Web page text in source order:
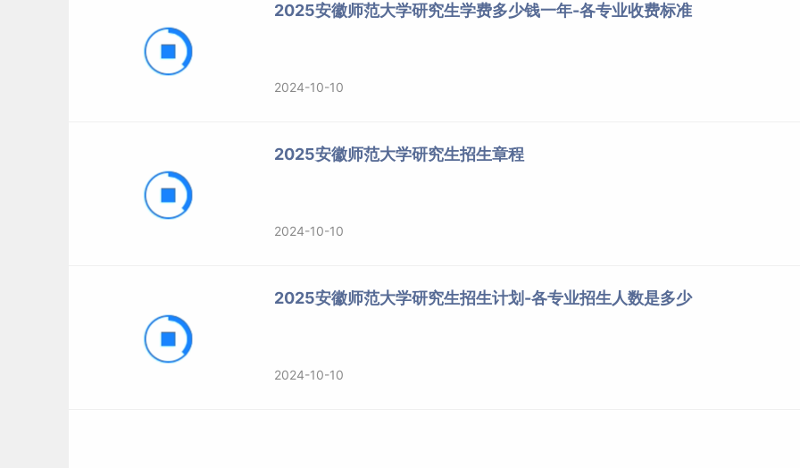
2025安徽师范大学研究生学费多少钱一年-各专业收费标准
2024-10-10
2025安徽师范大学研究生招生章程
2024-10-10
2025安徽师范大学研究生招生计划-各专业招生人数是多少
2024-10-10